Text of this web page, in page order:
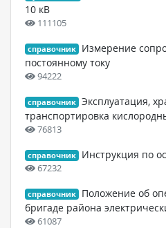
10 кВ
111105
справочник
Измерение
постоянному току
94222
справочник Эксплуатация,
транспортировка
76813
справочник Инструкция по
67232
справочник
Положение об
бригаде района
61087